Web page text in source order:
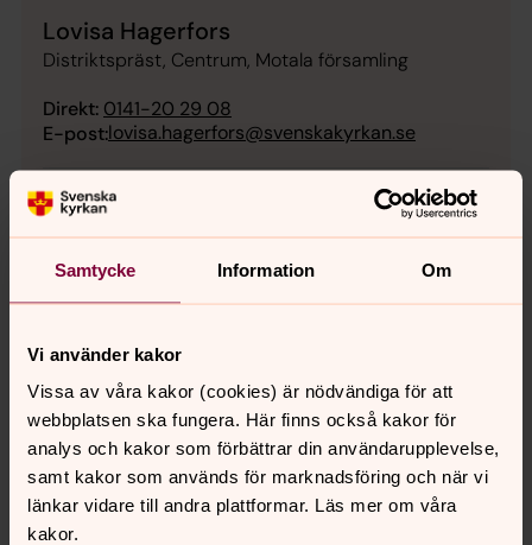
Samtycke Information Om
Vi använder kakor
Vissa av våra kakor (cookies) är nödvändiga för att
webbplatsen ska fungera. Här finns också kakor för
analys och kakor som förbättrar din användarupplevelse,
samt kakor som används för marknadsföring och när vi
länkar vidare till andra plattformar. Läs mer om våra
kakor.
Lovisa Hagerfors
Distriktspräst, Centrum, Motala församling
Direkt: 0141-20 29 08
E-post:lovisa.hagerfors@svenskakyrkan.se
Mer om Lovisa Hagerfors
Motala kyrka